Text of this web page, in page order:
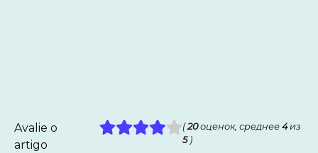
Avalie o
artigo
(20оценок, среднее4из
5)